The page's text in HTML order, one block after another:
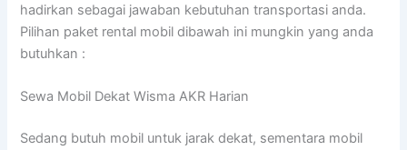
hadirkan sebagai jawaban kebutuhan transportasi anda.
Pilihan paket rental mobil dibawah ini mungkin yang anda
butuhkan :
Sewa Mobil Dekat Wisma AKR Harian
Sedang butuh mobil untuk jarak dekat, sementara mobil